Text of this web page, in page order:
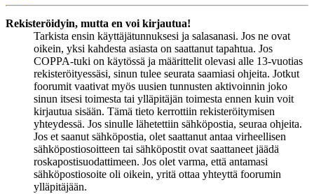
Rekisteröidyin, mutta en voi kirjautua!
Tarkista ensin käyttäjätunnuksesi ja salasanasi. Jos ne ovat
oikein, yksi kahdesta asiasta on saattanut tapahtua. Jos
COPPA-tuki on käytössä ja määrittelit olevasi alle 13-vuotias
rekisteröityessäsi, sinun tulee seurata saamiasi ohjeita. Jotkut
foorumit vaativat myös uusien tunnusten aktivoinnin joko
sinun itsesi toimesta tai ylläpitäjän toimesta ennen kuin voit
kirjautua sisään. Tämä tieto kerrottiin rekisteröitymisen
yhteydessä. Jos sinulle lähetettiin sähköpostia, seuraa ohjeita.
Jos et saanut sähköpostia, olet saattanut antaa virheellisen
sähköpostiosoitteen tai sähköpostit ovat saattaneet jäädä
roskapostisuodattimeen. Jos olet varma, että antamasi
sähköpostiosoite oli oikein, yritä ottaa yhteyttä foorumin
ylläpitäjään.